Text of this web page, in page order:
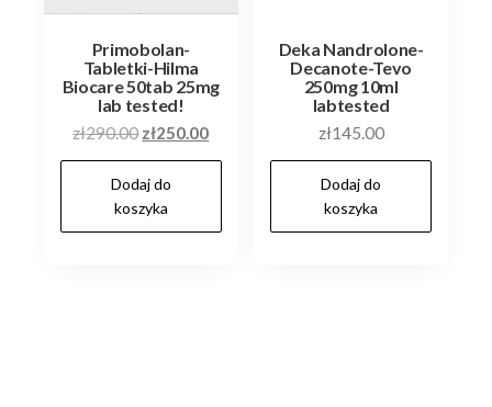
Primobolan-
Tabletki-Hilma
Biocare 50tab 25mg
lab tested!
zł290.00 Pierwotna
cena
wynosiła:
zł290.00.
zł250.00Aktualna
cena
Dodaj do
koszyka
Deka Nandrolone-
Decanote-Tevo
250mg 10ml
labtested
zł145.00
Dodaj do
koszyka